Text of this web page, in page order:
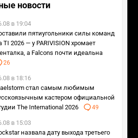
новости
в 19:04
пятиугольники силы команд
TI 2026 — у PARIVISION хромает
а Falcons почти идеальна
26
в 18:16
стал самым любимым
кастером официальной
The International 2026
49
в 15:03
назвала дату выхода третьего